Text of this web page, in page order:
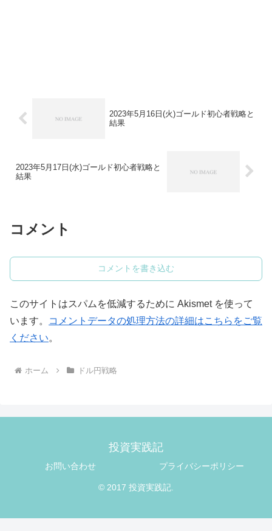
2023年5月16日(火)ゴールド初心者戦略と
結果
2023年5月17日(水)ゴールド初心者戦略と
結果
コメント
コメントを書き込む
このサイトはスパムを低減するために Akismet を使って
います。
コメントデータの処理方法の詳細はこちらをご覧
ください。
ホーム ドル円戦略
投資実践記
お問い合わせ プライバシーポリシー
© 2017 投資実践記.